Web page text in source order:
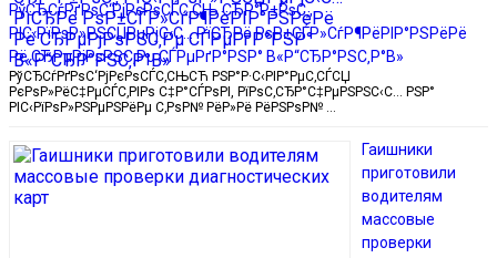
РўСЂСѓРґРѕС‘РјРєРѕСЃС‚СЊ СЂР°Р±РѕС‚,
РІС‹РїРѕР»РЅСЏРµРјС‹С… РїСЂРё РѕР±СЃР»СѓР¶РёРІР°РЅРёРё
Рё СЂРµРјРѕРЅС‚Рµ СЃРµРґР°РЅР° В«Р“СЂР°РЅС‚Р°В»
РўСЂСѓРґРѕС‘РјРєРѕСЃС‚СЊСЋ РЅР°Р·С‹РІР°РµС‚СЃСЏ
РєРѕР»РёС‡РµСЃС‚РІРѕ С‡Р°СЃРѕРІ, РїРѕС‚СЂР°С‡РµРЅРЅС‹С… РЅР°
РІС‹РїРѕР»РЅРµРЅРёРµ С‚РѕР№ РёР»Рё РёРЅРѕР№ …
Гаишники
приготовили
водителям
массовые
проверки